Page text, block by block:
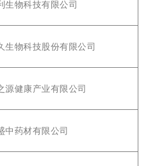
生物科技有限公司
生物科技股份有限公司
源健康产业有限公司
中药材有限公司